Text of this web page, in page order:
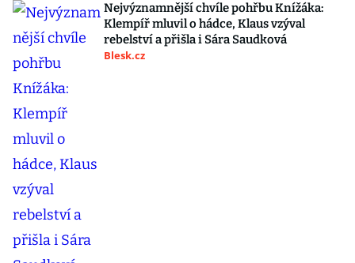
Nejvýznamnější chvíle pohřbu Knížáka:
Klempíř mluvil o hádce, Klaus vzýval
rebelství a přišla i Sára Saudková
Blesk.cz